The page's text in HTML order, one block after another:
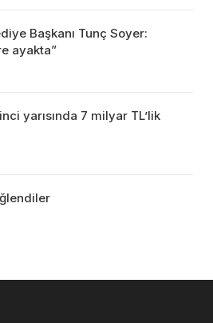
Başkanı Tunç Soyer:
ayakta”
yarısında 7 milyar TL’lik